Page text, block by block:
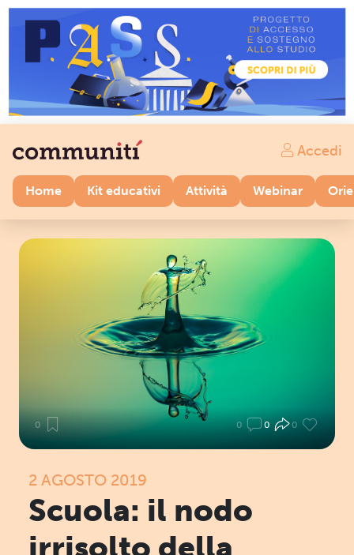
Home Kit educativi Attività Webinar
Accedi
0 0 0 0
2 AGOSTO 2019
Scuola: il nodo
irrisolto della